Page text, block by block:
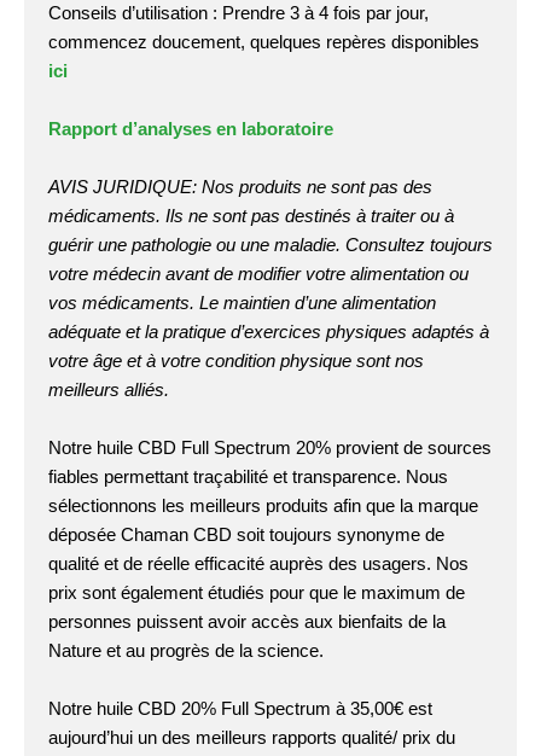
Conseils d’utilisation : Prendre 3 à 4 fois par jour,
commencez doucement, quelques repères disponibles
ici
Rapport d’analyses en laboratoire
AVIS JURIDIQUE: Nos produits ne sont pas des
médicaments. Ils ne sont pas destinés à traiter ou à
guérir une pathologie ou une maladie. Consultez toujours
votre médecin avant de modifier votre alimentation ou
vos médicaments. Le maintien d’une alimentation
adéquate et la pratique d’exercices physiques adaptés à
votre âge et à votre condition physique sont nos
meilleurs alliés.
Notre huile CBD Full Spectrum 20% provient de sources
fiables permettant traçabilité et transparence. Nous
sélectionnons les meilleurs produits afin que la marque
déposée Chaman CBD soit toujours synonyme de
qualité et de réelle efficacité auprès des usagers. Nos
prix sont également étudiés pour que le maximum de
personnes puissent avoir accès aux bienfaits de la
Nature et au progrès de la science.
Notre huile CBD 20% Full Spectrum à 35,00€ est
aujourd’hui un des meilleurs rapports qualité/ prix du